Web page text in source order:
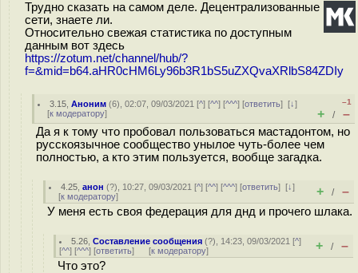
Трудно сказать на самом деле. Децентрализованные
сети, знаете ли.
Относительно свежая статистика по доступным
данным вот здесь
https://zotum.net/channel/hub/?
f=&mid=b64.aHR0cHM6Ly96b3R1bS5uZXQvaXRlbS84ZDIy
3.15 ,Аноним (6), 02:07, 09/03/2021 [^] [^^] [^^^] [ответить][↓]
[к модератору]
–1
+ / –
Да я к тому что пробовал пользоваться мастадонтом, но
русскоязычное сообщество унылое чуть-более чем
полностью, а кто этим пользуется, вообще загадка.
4.25 ,анон (?), 10:27, 09/03/2021 [^] [^^] [^^^] [ответить][↓]
[к модератору] + / –
У меня есть своя федерация для днд и прочего шлака.
5.26 ,Составление сообщения (?), 14:23, 09/03/2021 [^]
[^^] [^^^] [ответить] [к модератору] + / –
Что это?